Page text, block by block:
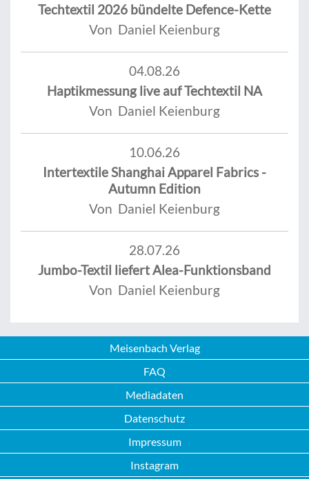
Techtextil 2026 bündelte Defence-Kette
Von Daniel Keienburg
04.08.26
Haptikmessung live auf Techtextil NA
Von Daniel Keienburg
10.06.26
Intertextile Shanghai Apparel Fabrics -
Autumn Edition
Von Daniel Keienburg
28.07.26
Jumbo-Textil liefert Alea-Funktionsband
Von Daniel Keienburg
Meisenbach Verlag
FAQ
Mediadaten
Datenschutz
Impressum
Instagram